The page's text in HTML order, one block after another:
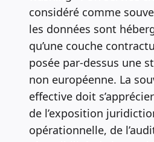
considéré comme
les données sont
qu’une couche
posée par-dessus une
non européenne. La
effective doit
de l’exposition
opérationnelle, de